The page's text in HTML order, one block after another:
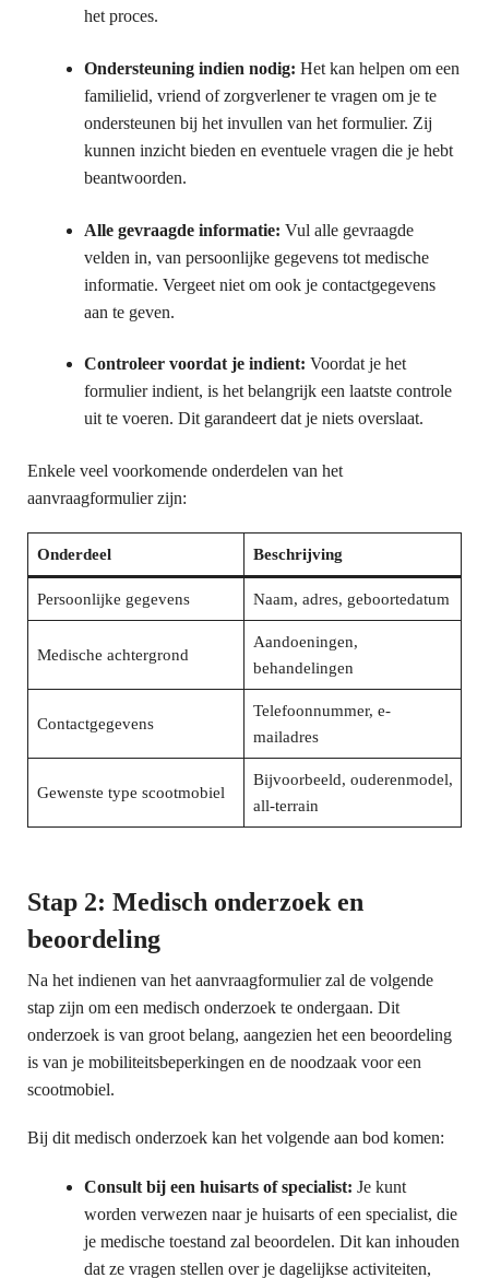
het proces.
Ondersteuning indien nodig: Het kan helpen om een
familielid, vriend of zorgverlener te vragen om je te
ondersteunen bij het invullen van het formulier. Zij
kunnen inzicht bieden en eventuele vragen die je hebt
beantwoorden.
Alle gevraagde informatie: Vul alle gevraagde
velden in, van persoonlijke gegevens tot medische
informatie. Vergeet niet om ook je contactgegevens
aan te geven.
Controleer voordat je indient: Voordat je het
formulier indient, is het belangrijk een laatste controle
uit te voeren. Dit garandeert dat je niets overslaat.
Enkele veel voorkomende onderdelen van het
aanvraagformulier zijn:
Onderdeel Beschrijving
Persoonlijke gegevens Naam, adres, geboortedatum
Medische achtergrond
Aandoeningen,
behandelingen
Contactgegevens
Telefoonnummer, e-
mailadres
Gewenste type scootmobiel
Bijvoorbeeld, ouderenmodel,
all-terrain
Stap 2: Medisch onderzoek en
beoordeling
Na het indienen van het aanvraagformulier zal de volgende
stap zijn om een medisch onderzoek te ondergaan. Dit
onderzoek is van groot belang, aangezien het een beoordeling
is van je mobiliteitsbeperkingen en de noodzaak voor een
scootmobiel.
Bij dit medisch onderzoek kan het volgende aan bod komen:
Consult bij een huisarts of specialist: Je kunt
worden verwezen naar je huisarts of een specialist, die
je medische toestand zal beoordelen. Dit kan inhouden
dat ze vragen stellen over je dagelijkse activiteiten,